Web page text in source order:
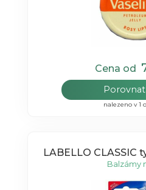
Cena od
nalezeno v 1
LABELLO CLASSIC
Balzámy